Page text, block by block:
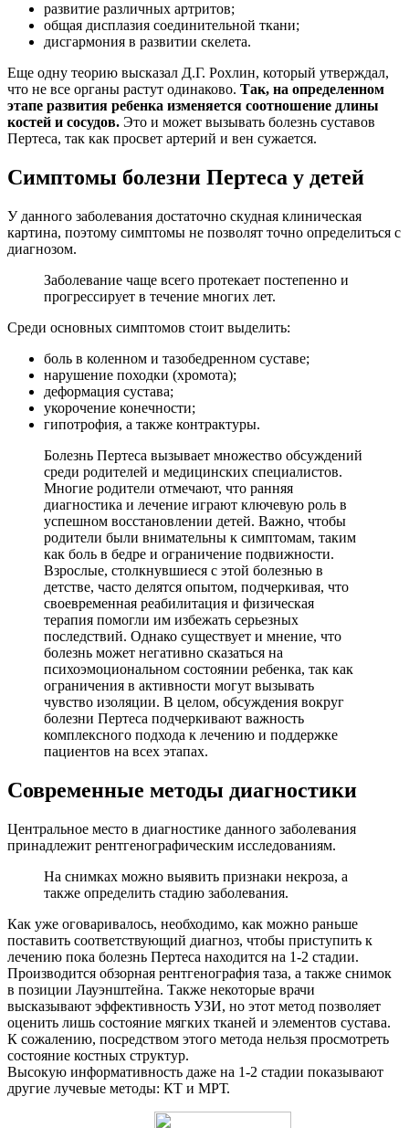
развитие различных артритов;
общая дисплазия соединительной ткани;
дисгармония в развитии скелета.
Еще одну теорию высказал Д.Г. Рохлин, который утверждал,
что не все органы растут одинаково. Так, на определенном
этапе развития ребенка изменяется соотношение длины
костей и сосудов. Это и может вызывать болезнь суставов
Пертеса, так как просвет артерий и вен сужается.
Симптомы болезни Пертеса у детей
У данного заболевания достаточно скудная клиническая
картина, поэтому симптомы не позволят точно определиться с
диагнозом.
Заболевание чаще всего протекает постепенно и
прогрессирует в течение многих лет.
Среди основных симптомов стоит выделить:
боль в коленном и тазобедренном суставе;
нарушение походки (хромота);
деформация сустава;
укорочение конечности;
гипотрофия, а также контрактуры.
Болезнь Пертеса вызывает множество обсуждений
среди родителей и медицинских специалистов.
Многие родители отмечают, что ранняя
диагностика и лечение играют ключевую роль в
успешном восстановлении детей. Важно, чтобы
родители были внимательны к симптомам, таким
как боль в бедре и ограничение подвижности.
Взрослые, столкнувшиеся с этой болезнью в
детстве, часто делятся опытом, подчеркивая, что
своевременная реабилитация и физическая
терапия помогли им избежать серьезных
последствий. Однако существует и мнение, что
болезнь может негативно сказаться на
психоэмоциональном состоянии ребенка, так как
ограничения в активности могут вызывать
чувство изоляции. В целом, обсуждения вокруг
болезни Пертеса подчеркивают важность
комплексного подхода к лечению и поддержке
пациентов на всех этапах.
Современные методы диагностики
Центральное место в диагностике данного заболевания
принадлежит рентгенографическим исследованиям.
На снимках можно выявить признаки некроза, а
также определить стадию заболевания.
Как уже оговаривалось, необходимо, как можно раньше
поставить соответствующий диагноз, чтобы приступить к
лечению пока болезнь Пертеса находится на 1-2 стадии.
Производится обзорная рентгенография таза, а также снимок
в позиции Лауэнштейна. Также некоторые врачи
высказывают эффективность УЗИ, но этот метод позволяет
оценить лишь состояние мягких тканей и элементов сустава.
К сожалению, посредством этого метода нельзя просмотреть
состояние костных структур.
Высокую информативность даже на 1-2 стадии показывают
другие лучевые методы: КТ и МРТ.